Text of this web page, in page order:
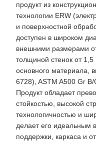
продукт из
технологии ERW
и поверхностной
доступен в широком
внешними размерами
толщиной стенок от
основного материала,
6728), ASTM A500 Gr
Продукт обладает
стойкостью, высокой
технологичностью и
делает его идеальным
поддержки, каркаса и